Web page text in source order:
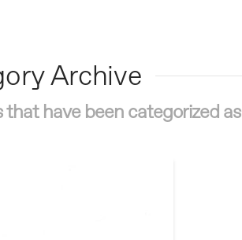
Archive
that have been categorized as